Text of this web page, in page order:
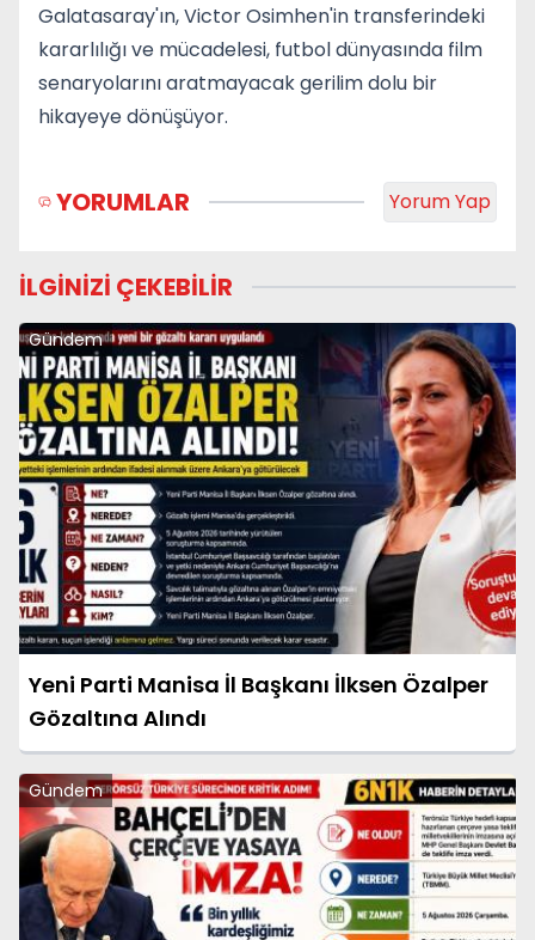
Galatasaray'ın, Victor Osimhen'in transferindeki
kararlılığı ve mücadelesi, futbol dünyasında film
senaryolarını aratmayacak gerilim dolu bir
hikayeye dönüşüyor.
YORUMLAR Yorum Yap
İLGİNİZİ ÇEKEBİLİR
Gündem
Yeni Parti Manisa İl Başkanı İlksen Özalper
Gözaltına Alındı
Gündem